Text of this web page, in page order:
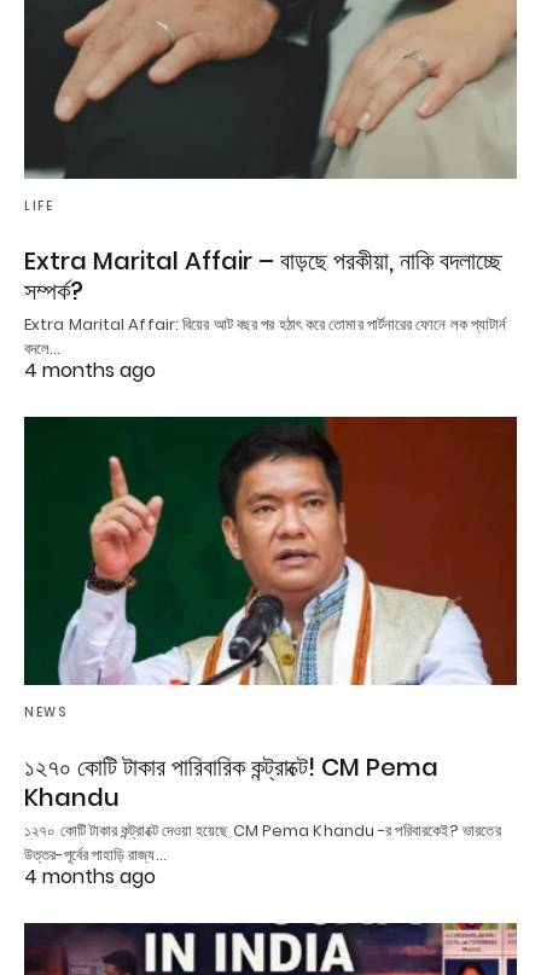
LIFE
Extra Marital Affair – বাড়ছে পরকীয়া, নাকি বদলাচ্ছে
সম্পর্ক?
Extra Marital Affair: বিয়ের আট বছর পর হঠাৎ করে তোমার পার্টনারের ফোনে লক প্যাটার্ন
বদলে…
4 months ago
NEWS
১২৭০ কোটি টাকার পারিবারিক কন্ট্রাক্টে! CM Pema
Khandu
১২৭০ কোটি টাকার কন্ট্রাক্টে দেওয়া হয়েছে CM Pema Khandu -র পরিবারকেই? ভারতের
উত্তর-পূর্বের পাহাড়ি রাজ্য…
4 months ago